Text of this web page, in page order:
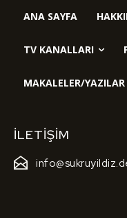
ANA SAYFA
TV KANALLARI
MAKALELER/YAZILAR
İLETIŞIM